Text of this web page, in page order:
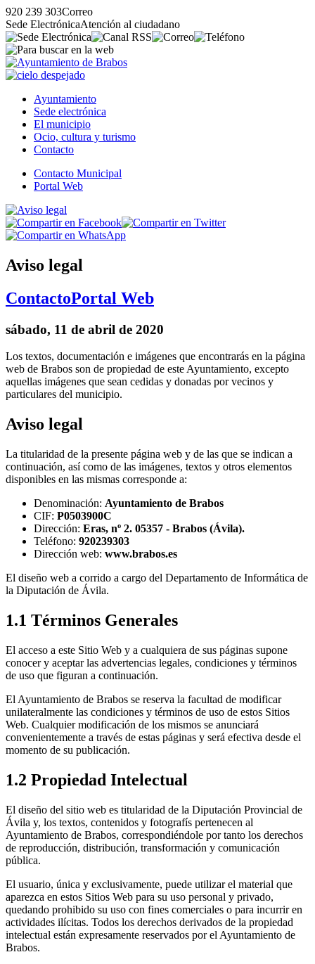
920 239 303Correo
Sede ElectrónicaAtención al ciudadano
Ayuntamiento
Sede electrónica
El municipio
Ocio, cultura y turismo
Contacto
Contacto Municipal
Portal Web
Aviso legal
ContactoPortal Web
sábado, 11 de abril de 2020
Los textos, documentación e imágenes que encontrarás en la página
web de Brabos son de propiedad de este Ayuntamiento, excepto
aquellas imágenes que sean cedidas y donadas por vecinos y
particulares del municipio.
Aviso legal
La titularidad de la presente página web y de las que se indican a
continuación, así como de las imágenes, textos y otros elementos
disponibles en las mismas corresponde a:
Denominación: Ayuntamiento de Brabos
CIF: P0503900C
Dirección: Eras, nº 2. 05357 - Brabos (Ávila).
Teléfono: 920239303
Dirección web: www.brabos.es
El diseño web a corrido a cargo del Departamento de Informática de
la Diputación de Ávila.
1.1 Términos Generales
El acceso a este Sitio Web y a cualquiera de sus páginas supone
conocer y aceptar las advertencias legales, condiciones y términos
de uso que figuran a continuación.
El Ayuntamiento de Brabos se reserva la facultad de modificar
unilateralmente las condiciones y términos de uso de estos Sitios
Web. Cualquier modificación de los mismos se anunciará
convenientemente a través de estas páginas y será efectiva desde el
momento de su publicación.
1.2 Propiedad Intelectual
El diseño del sitio web es titularidad de la Diputación Provincial de
Ávila y, los textos, contenidos y fotografís pertenecen al
Ayuntamiento de Brabos, correspondiéndole por tanto los derechos
de reproducción, distribución, transformación y comunicación
pública.
El usuario, única y exclusivamente, puede utilizar el material que
aparezca en estos Sitios Web para su uso personal y privado,
quedando prohibido su uso con fines comerciales o para incurrir en
actividades ilícitas. Todos los derechos derivados de la propiedad
intelectual están expresamente reservados por el Ayuntamiento de
Brabos.